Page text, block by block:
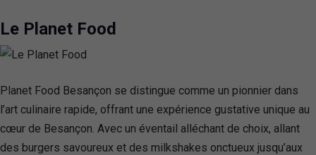
Le Planet Food
Planet Food Besançon se distingue comme un pionnier dans
l’art culinaire rapide, offrant une expérience gustative unique au
cœur de Besançon. Avec un éventail alléchant de choix, allant
des burgers savoureux et des milkshakes onctueux jusqu’aux